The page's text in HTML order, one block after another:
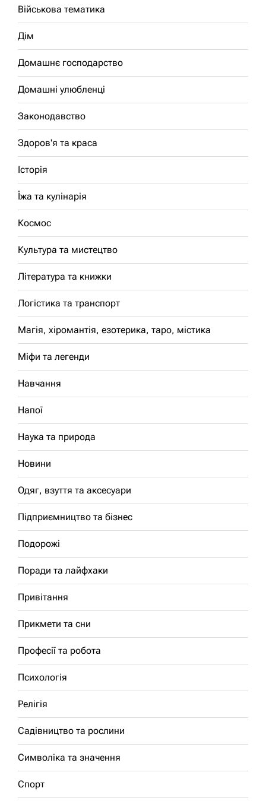
Військова тематика
Дім
Домашнє господарство
Домашні улюбленці
Законодавство
Здоров'я та краса
Історія
Їжа та кулінарія
Космос
Культура та мистецтво
Література та книжки
Логістика та транспорт
Магія, хіромантія, езотерика, таро, містика
Міфи та легенди
Навчання
Напої
Наука та природа
Новини
Одяг, взуття та аксесуари
Підприємництво та бізнес
Подорожі
Поради та лайфхаки
Привітання
Прикмети та сни
Професії та робота
Психологія
Релігія
Садівництво та рослини
Символіка та значення
Спорт